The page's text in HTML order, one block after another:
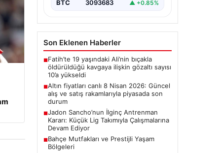
BTC 3093683 ▲ +0.85%
Son Eklenen Haberler
■Fatih’te 19 yaşındaki Ali’nin bıçakla
öldürüldüğü kavgaya ilişkin gözaltı sayısı
10’a yükseldi
■Altın fiyatları canlı 8 Nisan 2026: Güncel
alış ve satış rakamlarıyla piyasada son
durum
■Jadon Sancho’nun İlginç Antrenman
Kararı: Küçük Lig Takımıyla Çalışmalarına
Devam Ediyor
■Bahçe Mutfakları ve Prestijli Yaşam
Bölgeleri